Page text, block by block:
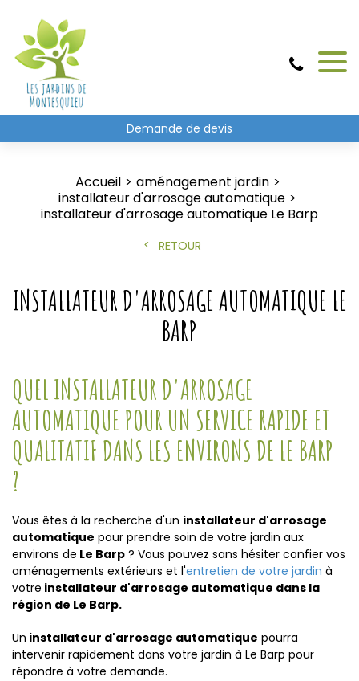
Demande de devis
Accueil
aménagement jardin
installateur d'arrosage automatique
installateur d'arrosage automatique Le Barp
RETOUR
INSTALLATEUR D'ARROSAGE AUTOMATIQUE LE
BARP
QUEL INSTALLATEUR D'ARROSAGE
AUTOMATIQUE POUR UN SERVICE RAPIDE ET
QUALITATIF DANS LES ENVIRONS DE LE BARP
?
Vous êtes à la recherche d'un installateur d'arrosage
automatique pour prendre soin de votre jardin aux
environs de Le Barp ? Vous pouvez sans hésiter confier vos
aménagements extérieurs et l'entretien de votre jardin à
votre installateur d'arrosage automatique dans la
région de Le Barp.
Un installateur d'arrosage automatique pourra
intervenir rapidement dans votre jardin à Le Barp pour
répondre à votre demande.